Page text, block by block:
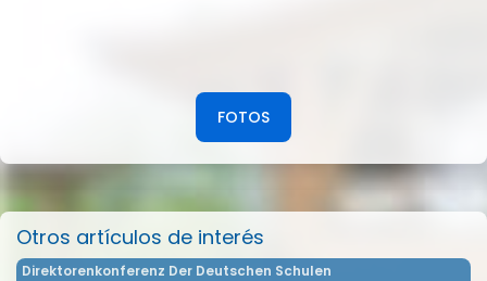
FOTOS
Otros artículos de interés
Direktorenkonferenz Der Deutschen Schulen